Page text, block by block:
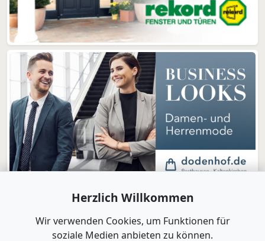
Herzlich Willkommen
Wir verwenden Cookies, um Funktionen für
soziale Medien anbieten zu können.